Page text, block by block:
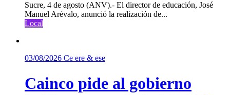
Sucre, 4 de agosto (ANV).- El director de educación, José
Manuel Arévalo, anunció la realización de...
Local
03/08/2026 Ce ere & ese
Cainco pide al gobierno